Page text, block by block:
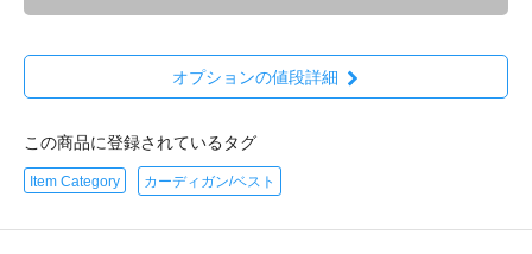
オプションの値段詳細
この商品に登録されているタグ
Item Category カーディガン/ベスト